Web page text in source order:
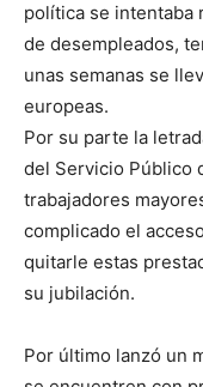
política se intentaba
de desempleados,
unas semanas se
europeas.
Por su parte la
del Servicio Público
trabajadores
complicado el
quitarle estas
su jubilación.
Por último lanzó un